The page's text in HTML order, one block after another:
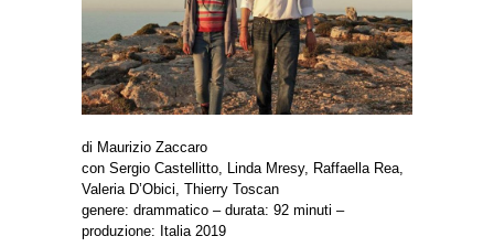
di Maurizio Zaccaro
con Sergio Castellitto, Linda Mresy, Raffaella Rea,
Valeria D’Obici, Thierry Toscan
genere: drammatico – durata: 92 minuti –
produzione: Italia 2019